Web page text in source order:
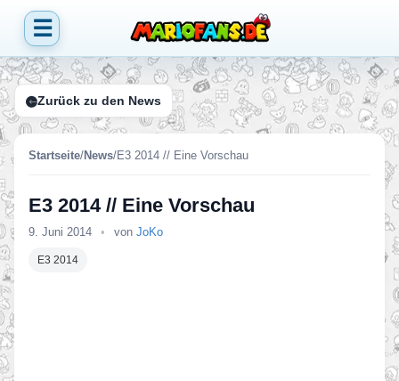
☰
Zurück zu den News
Startseite/News/E3 2014 // Eine Vorschau
E3 2014 // Eine Vorschau
9. Juni 2014 • von JoKo
E3 2014